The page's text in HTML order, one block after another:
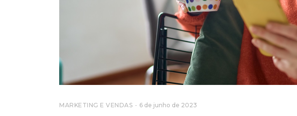
MARKETING E VENDAS 6 de junho de 2023